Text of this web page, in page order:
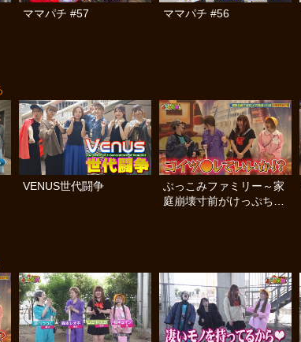
ママパチ #57 ママパチ #56
VENUS世代闘争
ぶっこみファミリー～家
庭崩壊寸前がけっぷちSP